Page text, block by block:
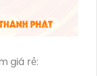
giá rẻ: